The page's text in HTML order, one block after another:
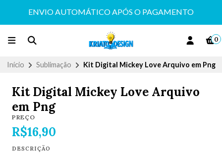
ENVIO AUTOMÁTICO APÓS O PAGAMENTO
0
Início Sublimação Kit Digital Mickey Love Arquivo em Png
Kit Digital Mickey Love Arquivo
em Png
PREÇO
R$16,90
DESCRIÇÃO